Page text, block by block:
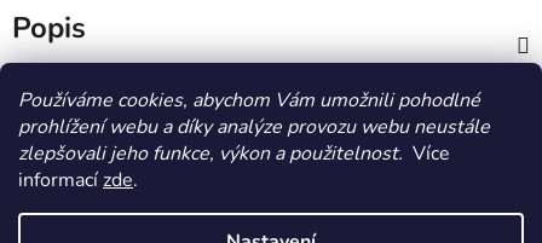
Používáme cookies, abychom Vám umožnili pohodlné
prohlížení webu a díky analýze provozu webu neustále
zlepšovali jeho funkce, výkon a použitelnost. Více
informacízde.
Popis
Diskuze
HOMOLA-shop.cz ZDE NAJDETE VÝDEJNÍ MÍSTO